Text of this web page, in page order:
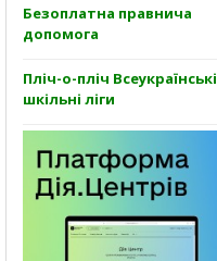
Безоплатна правнича
допомога
Пліч-о-пліч Всеукраїнські
шкільні ліги